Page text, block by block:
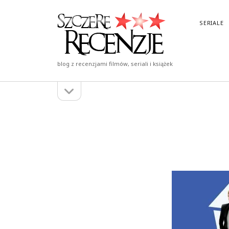
Szczere
Recenzje
blog z recenzjami filmów, seriali i książek
SERIALE
pasek